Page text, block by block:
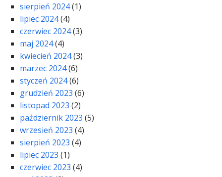
sierpień 2024(1)
lipiec 2024(4)
czerwiec 2024(3)
maj 2024(4)
kwiecień 2024(3)
marzec 2024(6)
styczeń 2024(6)
grudzień 2023 (6)
listopad 2023 (2)
październik 2023 (5)
wrzesień 2023 (4)
sierpień 2023 (4)
lipiec 2023 (1)
czerwiec 2023 (4)